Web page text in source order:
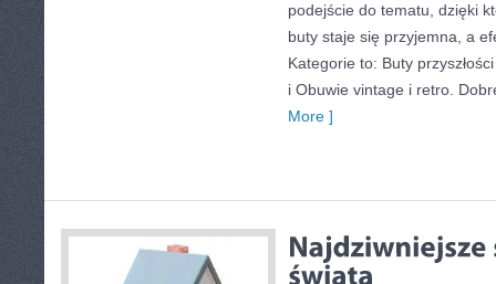
podejście do tematu, dzięki
buty staje się przyjemna, a
Kategorie to: Buty
i Obuwie vintage i retro.
More ]